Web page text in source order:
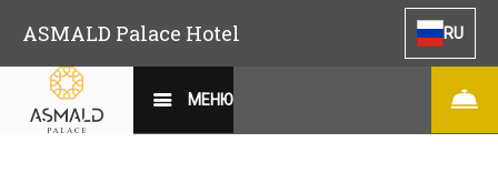
ASMALD Palace Hotel RU
МЕНЮ